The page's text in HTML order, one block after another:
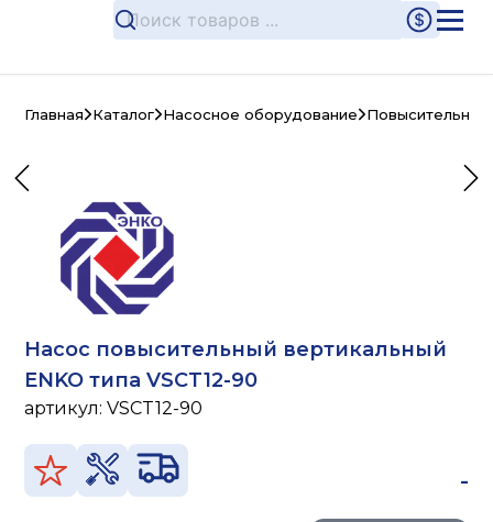
Главная Каталог Насосное оборудование
Насос повысительный вертикальный
ENKO типа VSCT12-90
артикул:VSCT12-90
-